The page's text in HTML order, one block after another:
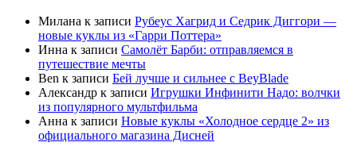
Милана к записи Рубеус Хагрид и Седрик Диггори —
новые куклы из «Гарри Поттера»
Инна к записи Самолёт Барби: отправляемся в
путешествие мечты
Ben к записи Бей лучше и сильнее с BeyBlade
Александр к записи Игрушки Инфинити Надо: волчки
из популярного мультфильма
Анна к записи Новые куклы «Холодное сердце 2» из
официального магазина Дисней